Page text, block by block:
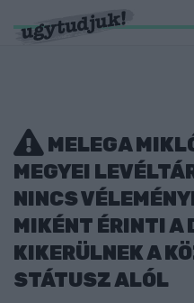
MELEGA
MEGYEI
NINCS
MIKÉNT ÉRINTI A
KIKERÜLNEK A
STÁTUSZ ALÓL